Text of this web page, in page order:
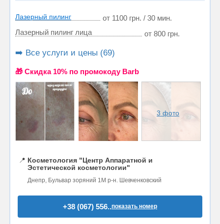
Лазерный пилинг
от 1100 грн. / 30 мин.
Лазерный пилинг лица
от 800 грн.
➡️ Все услуги и цены (69)
🎁 Cкидка 10% по промокоду Barb
3 фото
📍 Косметология "Центр Аппаратной и
Эстетической косметологии"
Днепр, Бульвар зоряний 1М р-н. Шевченковский
+38 (067) 556..показать номер